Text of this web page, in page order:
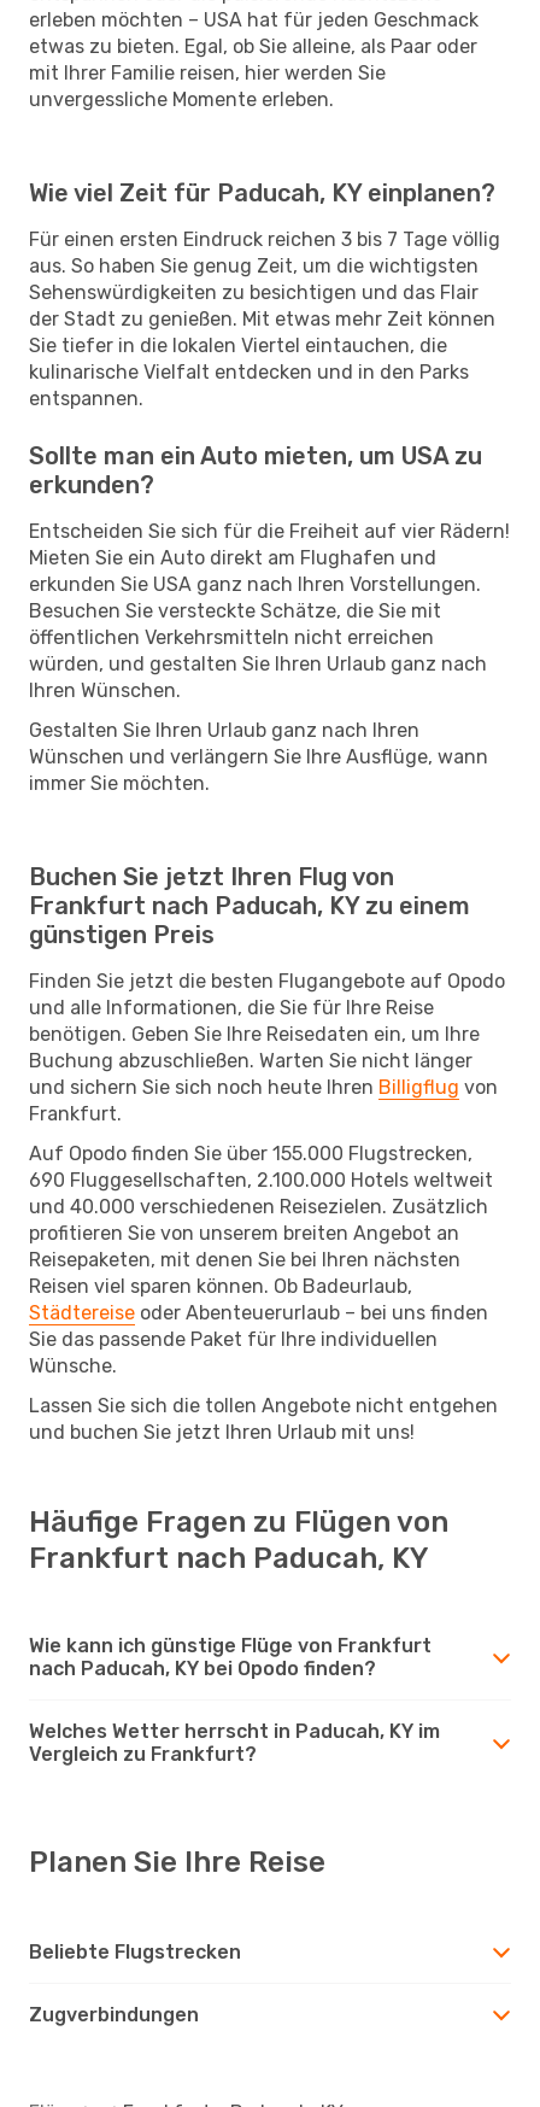
erleben möchten – USA hat für jeden Geschmack
etwas zu bieten. Egal, ob Sie alleine, als Paar oder
mit Ihrer Familie reisen, hier werden Sie
unvergessliche Momente erleben.
Wie viel Zeit für Paducah, KY einplanen?
Für einen ersten Eindruck reichen 3 bis 7 Tage völlig
aus. So haben Sie genug Zeit, um die wichtigsten
Sehenswürdigkeiten zu besichtigen und das Flair
der Stadt zu genießen. Mit etwas mehr Zeit können
Sie tiefer in die lokalen Viertel eintauchen, die
kulinarische Vielfalt entdecken und in den Parks
entspannen.
Sollte man ein Auto mieten, um USA zu
erkunden?
Entscheiden Sie sich für die Freiheit auf vier Rädern!
Mieten Sie ein Auto direkt am Flughafen und
erkunden Sie USA ganz nach Ihren Vorstellungen.
Besuchen Sie versteckte Schätze, die Sie mit
öffentlichen Verkehrsmitteln nicht erreichen
würden, und gestalten Sie Ihren Urlaub ganz nach
Ihren Wünschen.
Gestalten Sie Ihren Urlaub ganz nach Ihren
Wünschen und verlängern Sie Ihre Ausflüge, wann
immer Sie möchten.
Buchen Sie jetzt Ihren Flug von
Frankfurt nach Paducah, KY zu einem
günstigen Preis
Finden Sie jetzt die besten Flugangebote auf Opodo
und alle Informationen, die Sie für Ihre Reise
benötigen. Geben Sie Ihre Reisedaten ein, um Ihre
Buchung abzuschließen. Warten Sie nicht länger
und sichern Sie sich noch heute Ihren Billigflug von
Frankfurt.
Auf Opodo finden Sie über 155.000 Flugstrecken,
690 Fluggesellschaften, 2.100.000 Hotels weltweit
und 40.000 verschiedenen Reisezielen. Zusätzlich
profitieren Sie von unserem breiten Angebot an
Reisepaketen, mit denen Sie bei Ihren nächsten
Reisen viel sparen können. Ob Badeurlaub,
Städtereise oder Abenteuerurlaub – bei uns finden
Sie das passende Paket für Ihre individuellen
Wünsche.
Lassen Sie sich die tollen Angebote nicht entgehen
und buchen Sie jetzt Ihren Urlaub mit uns!
Häufige Fragen zu Flügen von
Frankfurt nach Paducah, KY
Wie kann ich günstige Flüge von Frankfurt
nach Paducah, KY bei Opodo finden?
Welches Wetter herrscht in Paducah, KY im
Vergleich zu Frankfurt?
Planen Sie Ihre Reise
Beliebte Flugstrecken
Zugverbindungen